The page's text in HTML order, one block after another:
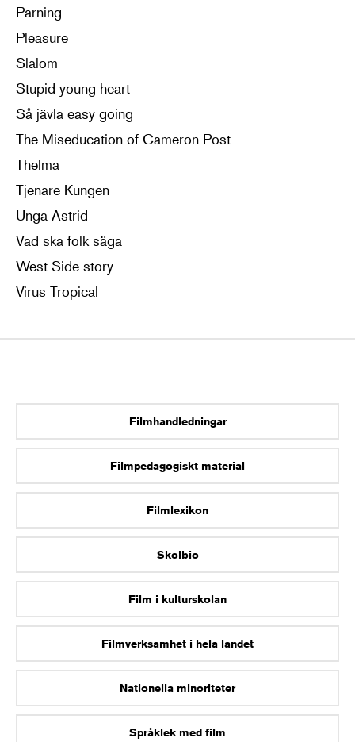
Parning
Pleasure
Slalom
Stupid young heart
Så jävla easy going
The Miseducation of Cameron Post
Thelma
Tjenare Kungen
Unga Astrid
Vad ska folk säga
West Side story
Virus Tropical
Filmhandledningar
Filmpedagogiskt material
Filmlexikon
Skolbio
Film i kulturskolan
Filmverksamhet i hela landet
Nationella minoriteter
Språklek med film